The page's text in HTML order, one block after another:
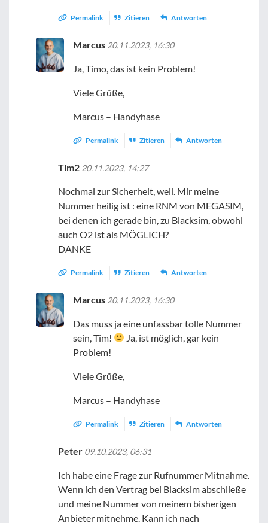
Permalink Zitieren Antworten
Marcus 20.11.2023, 16:30
Ja, Timo, das ist kein Problem!
Viele Grüße,
Marcus – Handyhase
Permalink Zitieren Antworten
Tim2 20.11.2023, 14:27
Nochmal zur Sicherheit, weil. Mir meine
Nummer heilig ist : eine RNM von MEGASIM,
bei denen ich gerade bin, zu Blacksim, obwohl
auch O2 ist als MÖGLICH?
DANKE
Permalink Zitieren Antworten
Marcus 20.11.2023, 16:30
Das muss ja eine unfassbar tolle Nummer
sein, Tim!
Ja, ist möglich, gar kein
Problem!
Viele Grüße,
Marcus – Handyhase
Permalink Zitieren Antworten
Peter 09.10.2023, 06:31
Ich habe eine Frage zur Rufnummer Mitnahme.
Wenn ich den Vertrag bei Blacksim abschließe
und meine Nummer von meinem bisherigen
Anbieter mitnehme. Kann ich nach